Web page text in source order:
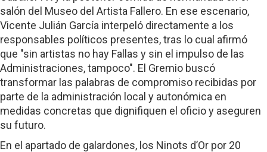
salón del Museo del Artista Fallero. En ese escenario,
Vicente Julián García interpeló directamente a los
responsables políticos presentes, tras lo cual afirmó
que "sin artistas no hay Fallas y sin el impulso de las
Administraciones, tampoco". El Gremio buscó
transformar las palabras de compromiso recibidas por
parte de la administración local y autonómica en
medidas concretas que dignifiquen el oficio y aseguren
su futuro.
En el apartado de galardones, los Ninots d’Or por 20